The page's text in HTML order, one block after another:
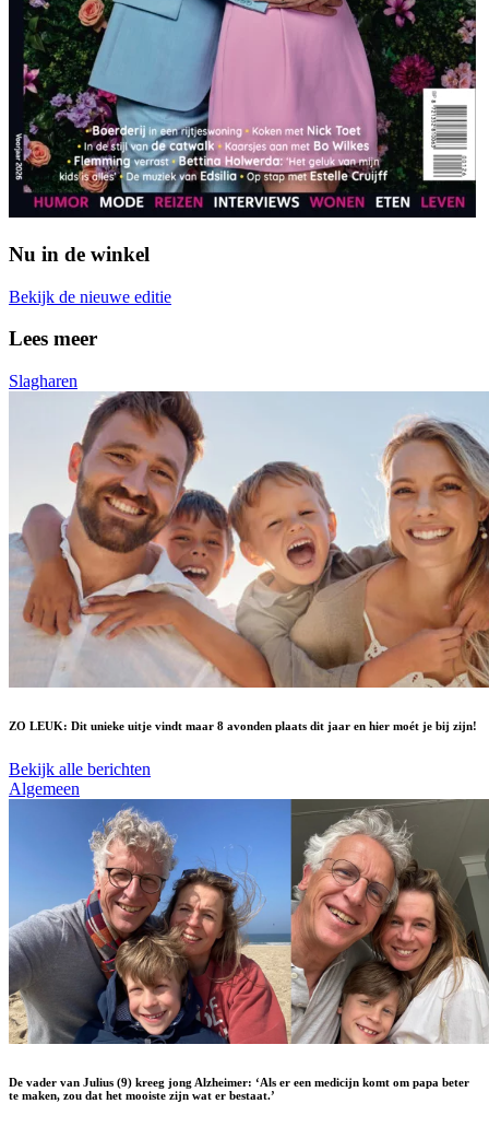
Nu in de winkel
Bekijk de nieuwe editie
Lees meer
Slagharen
ZO LEUK: Dit unieke uitje vindt maar 8 avonden plaats dit jaar en hier moét je bij zijn!
Bekijk alle berichten
Algemeen
De vader van Julius (9) kreeg jong Alzheimer: ‘Als er een medicijn komt om papa beter
te maken, zou dat het mooiste zijn wat er bestaat.’